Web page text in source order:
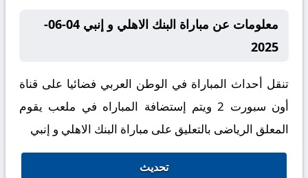
معلومات عن مباراة البنك الاهلي و إنبي 04-06-
2025
تنقل أحداث المباراة في الوطن العربي فضائيا على قناة
أون سبورت 2 ويتم إستضافة المباراه في ملعب يقوم
المعلق الرياضى بالتعليق على مباراة البنك الاهلي و إنبي
تحديث